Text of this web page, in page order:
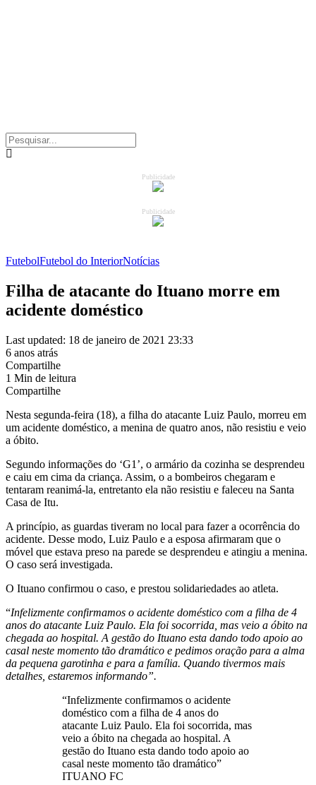
Publicidade
Publicidade
FutebolFutebol do InteriorNotícias
Filha de atacante do Ituano morre em
acidente doméstico
Last updated: 18 de janeiro de 2021 23:33
6 anos atrás
Compartilhe
1 Min de leitura
Compartilhe
Nesta segunda-feira (18), a filha do atacante Luiz Paulo, morreu em
um acidente doméstico, a menina de quatro anos, não resistiu e veio
a óbito.
Segundo informações do ‘G1’, o armário da cozinha se desprendeu
e caiu em cima da criança. Assim, o a bombeiros chegaram e
tentaram reanimá-la, entretanto ela não resistiu e faleceu na Santa
Casa de Itu.
A princípio, as guardas tiveram no local para fazer a ocorrência do
acidente. Desse modo, Luiz Paulo e a esposa afirmaram que o
móvel que estava preso na parede se desprendeu e atingiu a menina.
O caso será investigada.
O Ituano confirmou o caso, e prestou solidariedades ao atleta.
“Infelizmente confirmamos o acidente doméstico com a filha de 4
anos do atacante Luiz Paulo. Ela foi socorrida, mas veio a óbito na
chegada ao hospital. A gestão do Ituano esta dando todo apoio ao
casal neste momento tão dramático e pedimos oração para a alma
da pequena garotinha e para a família. Quando tivermos mais
detalhes, estaremos informando”.
“Infelizmente confirmamos o acidente
doméstico com a filha de 4 anos do
atacante Luiz Paulo. Ela foi socorrida, mas
veio a óbito na chegada ao hospital. A
gestão do Ituano esta dando todo apoio ao
casal neste momento tão dramático”
ITUANO FC